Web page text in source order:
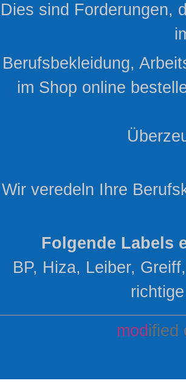
Dies sind Forderungen,
Berufsbekleidung,
im Shop online
Wir veredeln Ihre
Folgende Labels
BP, Hiza, Leiber,
mod ified